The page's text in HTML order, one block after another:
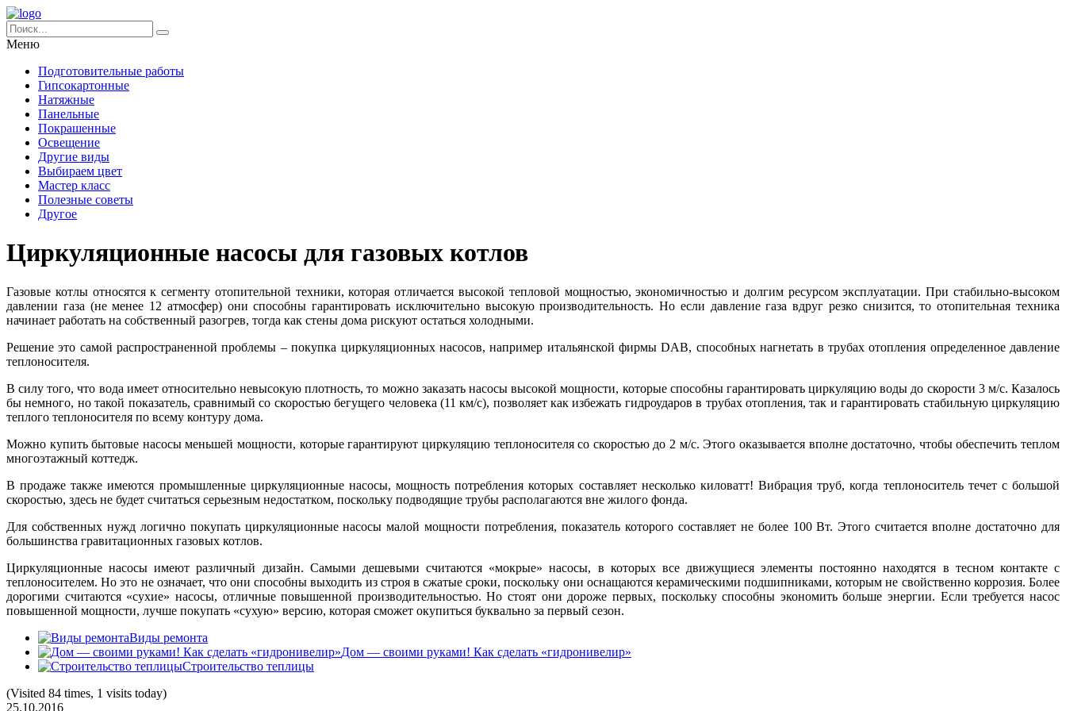
Меню
Подготовительные работы
Гипсокартонные
Натяжные
Панельные
Покрашенные
Освещение
Другие виды
Выбираем цвет
Мастер класс
Полезные советы
Другое
Циркуляционные насосы для газовых котлов
Газовые котлы относятся к сегменту отопительной техники, которая отличается высокой тепловой мощностью, экономичностью и долгим ресурсом эксплуатации. При стабильно-высоком
давлении газа (не менее 12 атмосфер) они способны гарантировать исключительно высокую производительность. Но если давление газа вдруг резко снизится, то отопительная техника
начинает работать на собственный разогрев, тогда как стены дома рискуют остаться холодными.
Решение это самой распространенной проблемы – покупка циркуляционных насосов, например итальянской фирмы DAB, способных нагнетать в трубах отопления определенное давление
теплоносителя.
В силу того, что вода имеет относительно невысокую плотность, то можно заказать насосы высокой мощности, которые способны гарантировать циркуляцию воды до скорости 3 м/с. Казалось
бы немного, но такой показатель, сравнимый со скоростью бегущего человека (11 км/с), позволяет как избежать гидроударов в трубах отопления, так и гарантировать стабильную циркуляцию
теплого теплоносителя по всему контуру дома.
Можно купить бытовые насосы меньшей мощности, которые гарантируют циркуляцию теплоносителя со скоростью до 2 м/с. Этого оказывается вполне достаточно, чтобы обеспечить теплом
многоэтажный коттедж.
В продаже также имеются промышленные циркуляционные насосы, мощность потребления которых составляет несколько киловатт! Вибрация труб, когда теплоноситель течет с большой
скоростью, здесь не будет считаться серьезным недостатком, поскольку подводящие трубы располагаются вне жилого фонда.
Для собственных нужд логично покупать циркуляционные насосы малой мощности потребления, показатель которого составляет не более 100 Вт. Этого считается вполне достаточно для
большинства гравитационных газовых котлов.
Циркуляционные насосы имеют различный дизайн. Самыми дешевыми считаются «мокрые» насосы, в которых все движущиеся элементы постоянно находятся в тесном контакте с
теплоносителем. Но это не означает, что они способны выходить из строя в сжатые сроки, поскольку они оснащаются керамическими подшипниками, которым не свойственно коррозия. Более
дорогими считаются «сухие» насосы, отличные повышенной производительностью. Но стоят они дороже первых, поскольку способны экономить больше энергии. Если требуется насос
повышенной мощности, лучше покупать «сухую» версию, которая сможет окупиться буквально за первый сезон.
Виды ремонта
Дом — своими руками! Как сделать «гидронивелир»
Строительство теплицы
(Visited 84 times, 1 visits today)
25.10.2016